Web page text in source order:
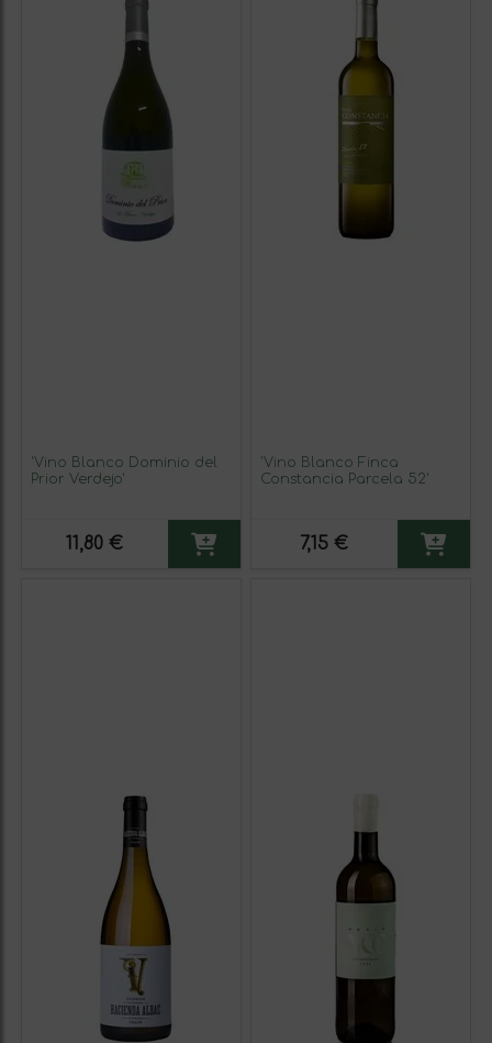
'Vino Blanco Dominio del
Prior Verdejo'
11,80 €
'Vino Blanco Finca
Constancia Parcela 52'
7,15 €